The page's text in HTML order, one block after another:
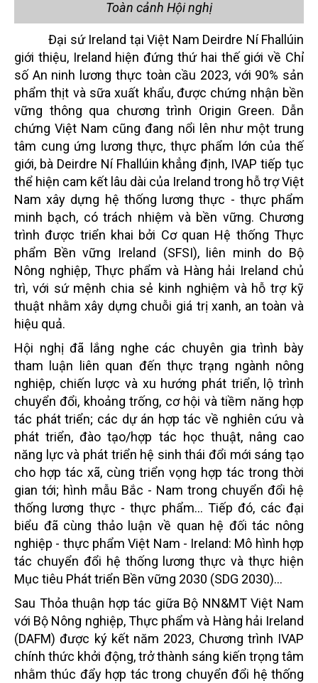
Toàn cảnh Hội nghị
Đại sứ Ireland tại Việt Nam Deirdre Ní Fhallúin
giới thiệu, Ireland hiện đứng thứ hai thế giới về Chỉ
số An ninh lương thực toàn cầu 2023, với 90% sản
phẩm thịt và sữa xuất khẩu, được chứng nhận bền
vững thông qua chương trình Origin Green. Dẫn
chứng Việt Nam cũng đang nổi lên như một trung
tâm cung ứng lương thực, thực phẩm lớn của thế
giới, bà Deirdre Ní Fhallúin khẳng định, IVAP tiếp tục
thể hiện cam kết lâu dài của Ireland trong hỗ trợ Việt
Nam xây dựng hệ thống lương thực - thực phẩm
minh bạch, có trách nhiệm và bền vững. Chương
trình được triển khai bởi Cơ quan Hệ thống Thực
phẩm Bền vững Ireland (SFSI), liên minh do Bộ
Nông nghiệp, Thực phẩm và Hàng hải Ireland chủ
trì, với sứ mệnh chia sẻ kinh nghiệm và hỗ trợ kỹ
thuật nhằm xây dựng chuỗi giá trị xanh, an toàn và
hiệu quả.
Hội nghị đã lắng nghe các chuyên gia trình bày
tham luận liên quan đến thực trạng ngành nông
nghiệp, chiến lược và xu hướng phát triển, lộ trình
chuyển đổi, khoảng trống, cơ hội và tiềm năng hợp
tác phát triển; các dự án hợp tác về nghiên cứu và
phát triển, đào tạo/hợp tác học thuật, nâng cao
năng lực và phát triển hệ sinh thái đổi mới sáng tạo
cho hợp tác xã, cùng triển vọng hợp tác trong thời
gian tới; hình mẫu Bắc - Nam trong chuyển đổi hệ
thống lương thực - thực phẩm… Tiếp đó, các đại
biểu đã cùng thảo luận về quan hệ đối tác nông
nghiệp - thực phẩm Việt Nam - Ireland: Mô hình hợp
tác chuyển đổi hệ thống lương thực và thực hiện
Mục tiêu Phát triển Bền vững 2030 (SDG 2030)…
Sau Thỏa thuận hợp tác giữa Bộ NN&MT Việt Nam
với Bộ Nông nghiệp, Thực phẩm và Hàng hải Ireland
(DAFM) được ký kết năm 2023, Chương trình IVAP
chính thức khởi động, trở thành sáng kiến trọng tâm
nhằm thúc đẩy hợp tác trong chuyển đổi hệ thống